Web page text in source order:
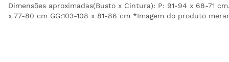
Dimensões aproximadas(Busto x Cintura): P: 91-94 x 68-71
x 77-80 cm GG:103-108 x 81-86 cm *Imagem do produto